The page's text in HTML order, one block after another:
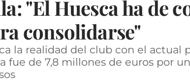
"El Huesca ha de
consolidarse"
la realidad del club con el actual
fue de 7,8 millones de euros por